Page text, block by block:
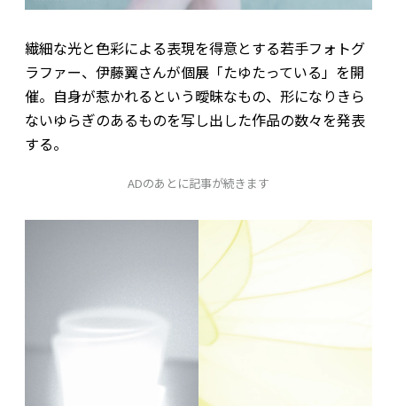
繊細な光と色彩による表現を得意とする若手フォトグ
ラファー、伊藤翼さんが個展「たゆたっている」を開
催。自身が惹かれるという曖昧なもの、形になりきら
ないゆらぎのあるものを写し出した作品の数々を発表
する。
ADのあとに記事が続きます